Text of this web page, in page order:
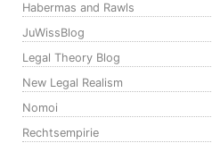
Habermas and Rawls
JuWissBlog
Legal Theory Blog
New Legal Realism
Nomoi
Rechtsempirie